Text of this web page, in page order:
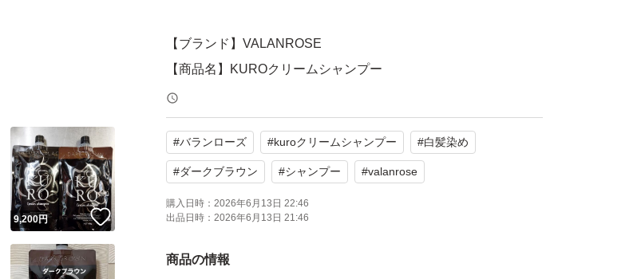
【ブランド】VALANROSE
【商品名】KUROクリームシャンプー
【カラー】ダークブラウン
【内容量】400g × 2個
【商品の状態】未使用
よろしくお願いいたします。
#バランローズ #kuroクリームシャンプー #白髪染め
#ダークブラウン #シャンプー #valanrose
購入日時： 2026年6月13日 22:46
出品日時： 2026年6月13日 21:46
商品の情報
いいね！
9,200円 いいね！